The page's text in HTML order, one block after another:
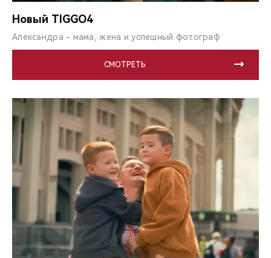
CHERY И СПОРТ
CHERY ДЛЯ ДЕТЕЙ
Новый TIGGO4
Александра - мама, жена и успешный фотограф
СМОТРЕТЬ